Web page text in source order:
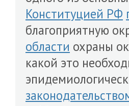
Конституцией РФ
благоприятную
области охраны
какой это